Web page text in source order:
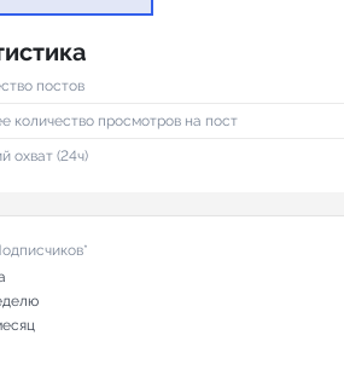
постов
количество просмотров на пост
охват (24ч)